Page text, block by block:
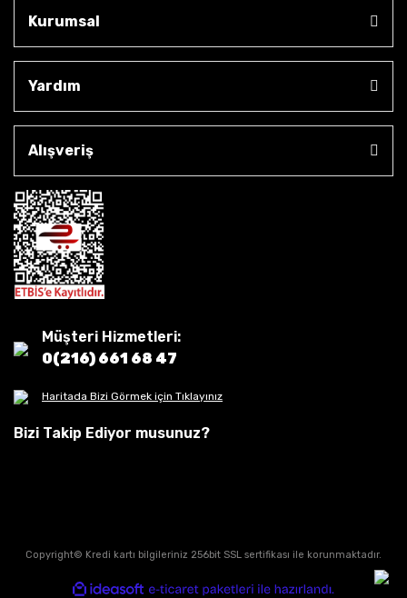
Kurumsal
Yardım
Alışveriş
Müşteri Hizmetleri:
0(216) 661 68 47
Haritada Bizi Görmek için Tıklayınız
Bizi Takip Ediyor musunuz?
Copyright© Kredi kartı bilgileriniz 256bit SSL sertifikası ile korunmaktadır.
ideasoft e-